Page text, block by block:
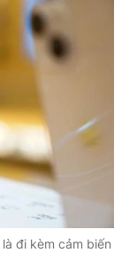
cáo
Chính sách bảo
đi kèm cảm biến